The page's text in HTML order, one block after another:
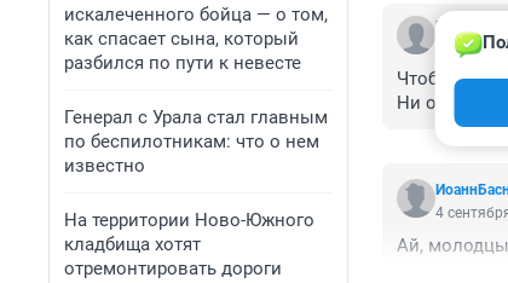
искалеченного бойца — о том,
как спасает сына, который
разбился по пути к невесте
Генерал с Урала стал главным
по беспилотникам: что о нем
известно
На территории Ново-Южного
кладбища хотят
отремонтировать дороги
Гость
6
Чтобы
Ни одного
4
Ай,